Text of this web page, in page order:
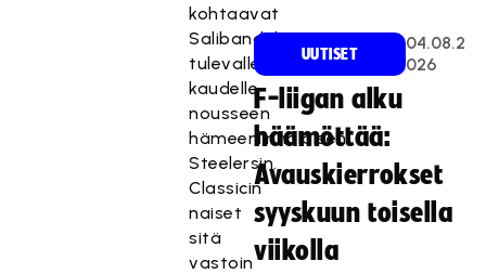
kohtaavat
Salibandyliigaan
tulevalle
kaudelle
nousseen
hämeenlinnalaisen
Steelersin.
Classicin
naiset
sitä
vastoin
UUTISET
04.08.2
026
F-liigan alku
häämöttää:
Avauskierrokset
syyskuun toisella
viikolla